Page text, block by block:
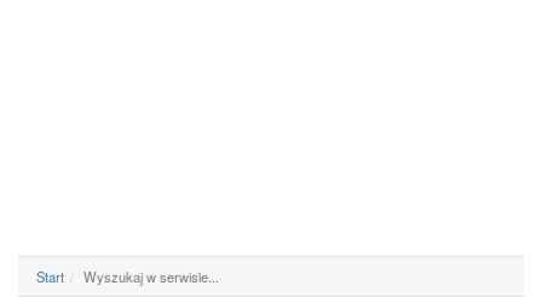
Start Wyszukaj w serwisie...